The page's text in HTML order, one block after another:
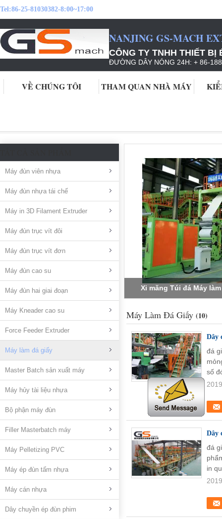
Tel:86-25-81030382-8:00~17:00
NANJING GS-MACH
CÔNG TY TNHH THIẾT BỊ
ĐƯỜNG DÂY NÓNG 24H: + 86-
VỀ CHÚNG TÔI THAM QUAN NHÀ MÁY
Máy đùn viên nhựa
Máy đùn nhựa tái chế
Máy in 3D Filament Extruder
Máy đùn trục vít đôi
Máy đùn trục vít đơn
Máy đùn cao su
Máy đùn hai giai đoạn
Máy Kneader cao su
Force Feeder Extruder
Máy làm đá giấy
Master Batch sản xuất máy
Máy hủy tài liệu nhựa
Bộ phận máy đùn
Filler Masterbatch máy
Máy Pelletizing PVC
Máy ép đùn tấm nhựa
Máy cán nhựa
Dây chuyền ép đùn phim
800-1000kg / H Dây
công suất 500
Máy Làm Đá Giấy (10)
Dây
đá
số
Dây
đá
in